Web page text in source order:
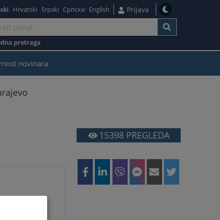
Hrvatski Srpski Српски English Prijava
pretraga
novinara
15398PREGLEDA